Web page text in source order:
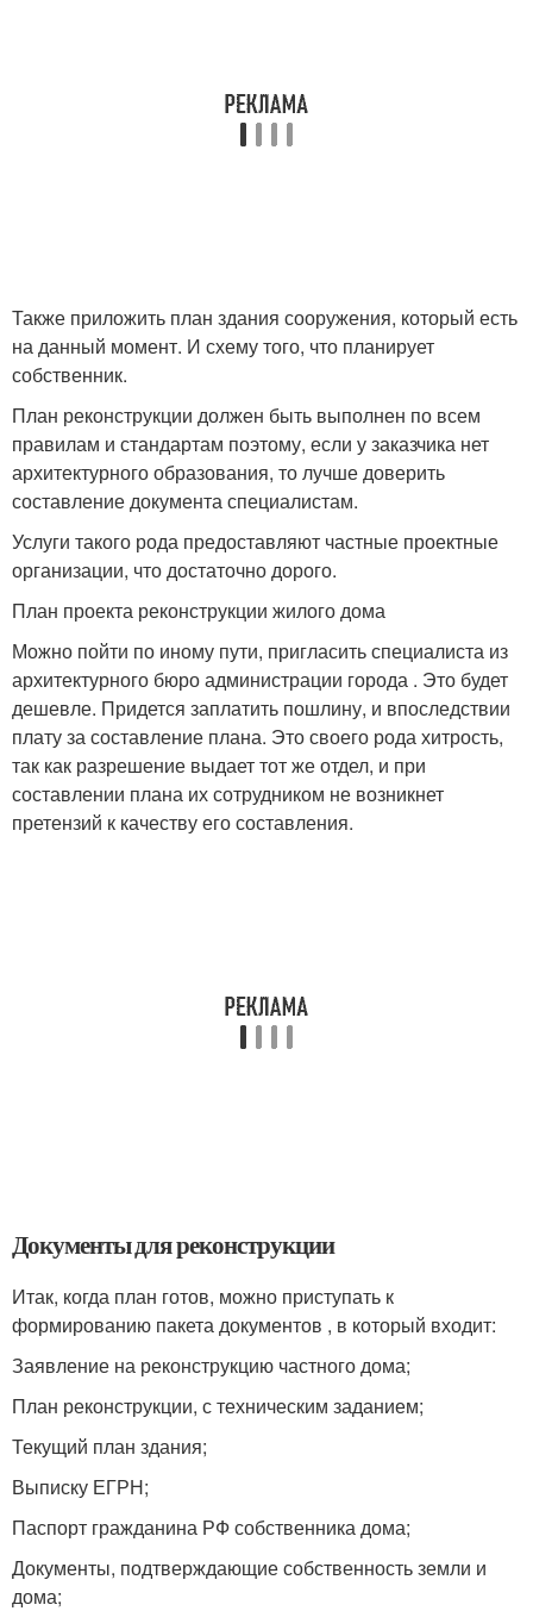
Также приложить план здания сооружения, который есть
на данный момент. И схему того, что планирует
собственник.
План реконструкции должен быть выполнен по всем
правилам и стандартам поэтому, если у заказчика нет
архитектурного образования, то лучше доверить
составление документа специалистам.
Услуги такого рода предоставляют частные проектные
организации, что достаточно дорого.
План проекта реконструкции жилого дома
Можно пойти по иному пути, пригласить специалиста из
архитектурного бюро администрации города . Это будет
дешевле. Придется заплатить пошлину, и впоследствии
плату за составление плана. Это своего рода хитрость,
так как разрешение выдает тот же отдел, и при
составлении плана их сотрудником не возникнет
претензий к качеству его составления.
Документы для реконструкции
Итак, когда план готов, можно приступать к
формированию пакета документов , в который входит:
Заявление на реконструкцию частного дома;
План реконструкции, с техническим заданием;
Текущий план здания;
Выписку ЕГРН;
Паспорт гражданина РФ собственника дома;
Документы, подтверждающие собственность земли и
дома;